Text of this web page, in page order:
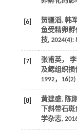
[6]
贺疆滔, 韩
鱼受精卵孵
技, 2024(4):
[7]
张甫英，
及鳃组织损
1992， 16(2)
[8]
黄建盛, 陈
下斜带石
学杂志,